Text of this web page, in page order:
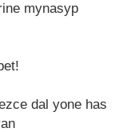
mynasyp
dal yone has